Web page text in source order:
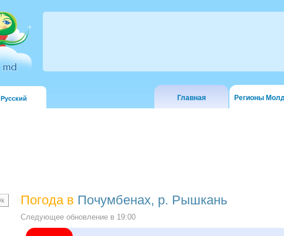
Русский Главная Регионы
Погода в Почумбенах, р. Рышкань
Следующее обновление в 19:00